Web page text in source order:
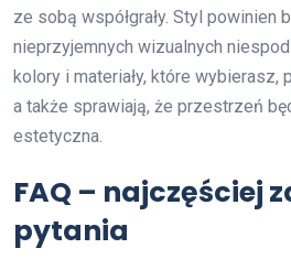
ze sobą współgrały. Styl powinien
nieprzyjemnych wizualnych
kolory i materiały, które wybierasz,
a także sprawiają, że przestrzeń
estetyczna.
FAQ – najczęściej
pytania